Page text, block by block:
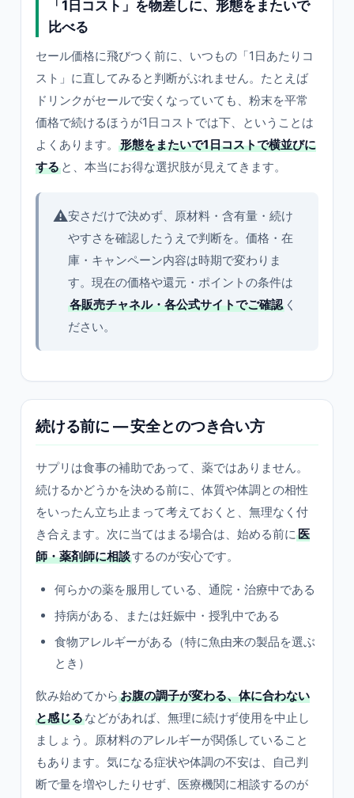
「1日コスト」を物差しに、形態をまたいで
比べる
セール価格に飛びつく前に、いつもの「1日あたりコ
スト」に直してみると判断がぶれません。たとえば
ドリンクがセールで安くなっていても、粉末を平常
価格で続けるほうが1日コストでは下、ということは
よくあります。
形態をまたいで1日コストで横並びに
する と、本当にお得な選択肢が見えてきます。
⚠️安さだけで決めず、原材料・含有量・続け
やすさを確認したうえで判断を。価格・在
庫・キャンペーン内容は時期で変わりま
す。現在の価格や還元・ポイントの条件は
各販売チャネル・各公式サイトでご確認 く
ださい。
続ける前に — 安全とのつき合い方
サプリは食事の補助であって、薬ではありません。
続けるかどうかを決める前に、体質や体調との相性
をいったん立ち止まって考えておくと、無理なく付
き合えます。次に当てはまる場合は、始める前に医
師・薬剤師に相談するのが安心です。
何らかの薬を服用している、通院・治療中である
持病がある、または妊娠中・授乳中である
食物アレルギーがある（特に魚由来の製品を選ぶ
とき）
飲み始めてから お腹の調子が変わる、体に合わない
と感じるなどがあれば、無理に続けず使用を中止し
ましょう。原材料のアレルギーが関係していること
もあります。気になる症状や体調の不安は、自己判
断で量を増やしたりせず、医療機関に相談するのが